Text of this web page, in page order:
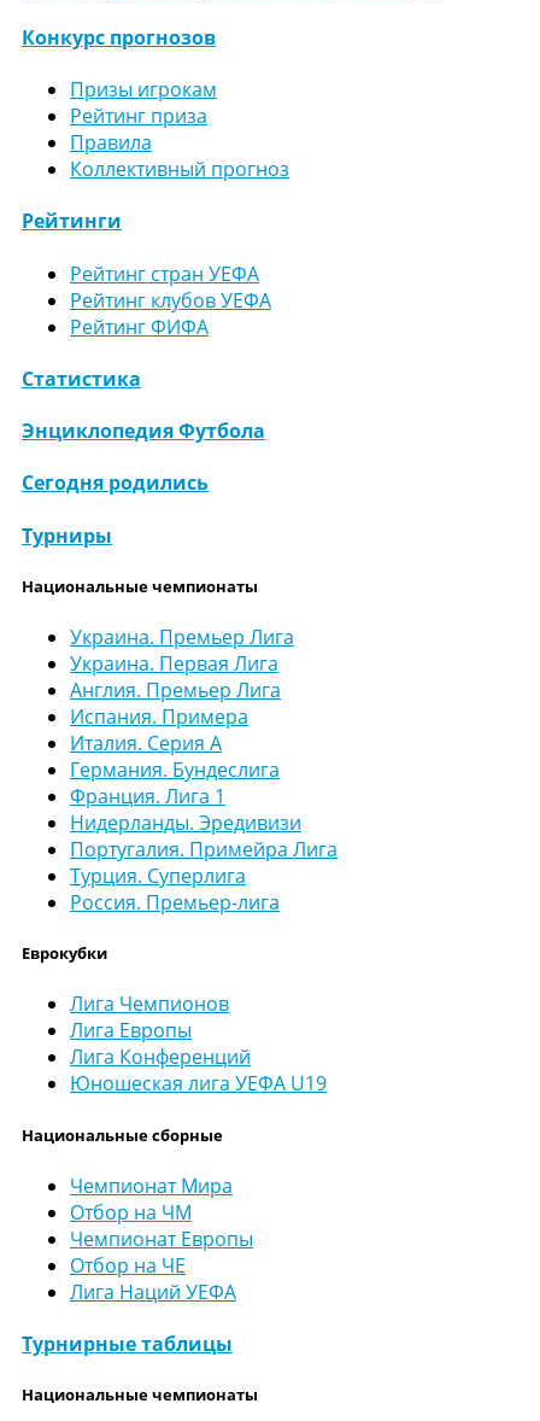
Конкурс прогнозов
Призы игрокам
Рейтинг приза
Правила
Коллективный прогноз
Рейтинги
Рейтинг стран УЕФА
Рейтинг клубов УЕФА
Рейтинг ФИФА
Статистика
Энциклопедия Футбола
Сегодня родились
Турниры
Национальные чемпионаты
Украина. Премьер Лига
Украина. Первая Лига
Англия. Премьер Лига
Испания. Примера
Италия. Серия А
Германия. Бундеслига
Франция. Лига 1
Нидерланды. Эредивизи
Португалия. Примейра Лига
Турция. Суперлига
Россия. Премьер-лига
Еврокубки
Лига Чемпионов
Лига Европы
Лига Конференций
Юношеская лига УЕФА U19
Национальные сборные
Чемпионат Мира
Отбор на ЧМ
Чемпионат Европы
Отбор на ЧЕ
Лига Наций УЕФА
Турнирные таблицы
Национальные чемпионаты